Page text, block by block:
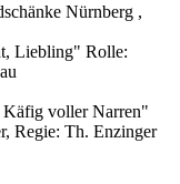
Nürnberg ,
Liebling" Rolle:
voller Narren"
Regie: Th. Enzinger